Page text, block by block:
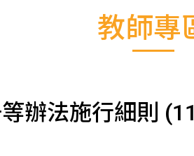
教師專
辦法施行細則